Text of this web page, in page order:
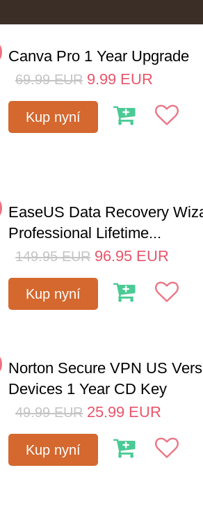
Canva Pro 1 Year Upgrade
69.99 EUR 9.99 EUR
Kup nyní
EaseUS Data Recovery
Professional Lifetime...
149.95 EUR 96.95 EUR
Kup nyní
Norton Secure VPN US
Devices 1 Year CD Key
49.99 EUR 25.99 EUR
Kup nyní